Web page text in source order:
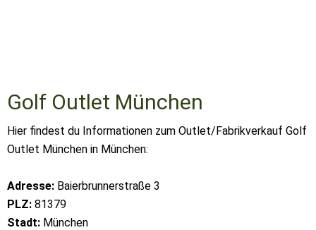
Golf Outlet München
Hier findest du Informationen zum Outlet/Fabrikverkauf Golf
Outlet München in München:
Adresse: Baierbrunnerstraße 3
PLZ: 81379
Stadt: München